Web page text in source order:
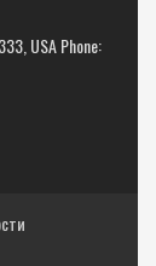
USA Phone: